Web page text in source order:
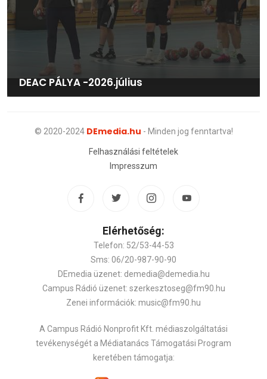
DEAC PÁLYA -2026.július
© 2020-2024 DEmedia.hu - Minden jog fenntartva!
Felhasználási feltételek
Impresszum
Elérhetőség:
Telefon: 52/53-44-53
Sms: 06/20-987-90-90
DEmedia üzenet: demedia@demedia.hu
Campus Rádió üzenet: szerkesztoseg@fm90.hu
Zenei információk: music@fm90.hu
A Campus Rádió Nonprofit Kft. médiaszolgáltatási
tevékenységét a Médiatanács Támogatási Program
keretében támogatja: